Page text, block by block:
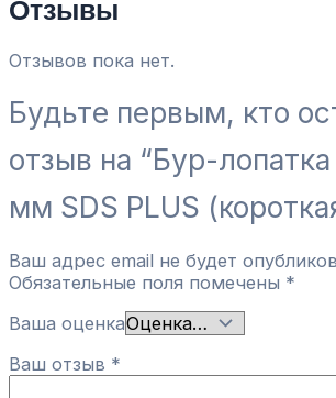
Отзывы
Отзывов пока нет.
Будьте первым, кто
отзыв на “Бур-
мм SDS PLUS
Ваш адрес email не будет
Обязательные поля помечены *
Ваша оценка
Ваш отзыв *